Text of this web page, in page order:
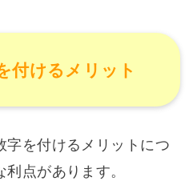
付けるメリット
字を付けるメリットにつ
点があります。